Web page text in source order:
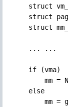
struct
struct
struct
    ... ...
    if (vma)
mm =
    else
mm =